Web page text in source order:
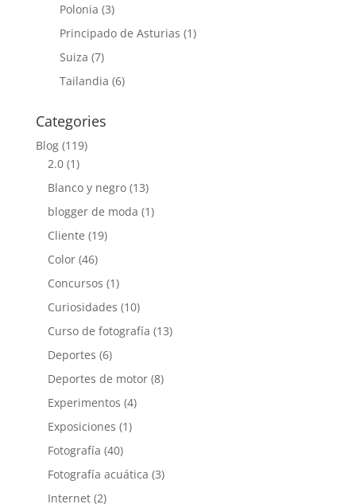
Polonia (3)
Principado de Asturias (1)
Suiza (7)
Tailandia (6)
Categories
Blog(119)
2.0(1)
Blanco y negro(13)
blogger de moda (1)
Cliente (19)
Color(46)
Concursos (1)
Curiosidades (10)
Curso de fotografía (13)
Deportes (6)
Deportes de motor(8)
Experimentos (4)
Exposiciones (1)
Fotografía (40)
Fotografía acuática (3)
Internet(2)